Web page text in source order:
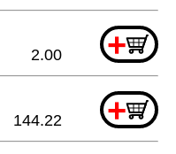
+
2.00
+
144.22